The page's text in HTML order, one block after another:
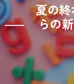
夏の
らの